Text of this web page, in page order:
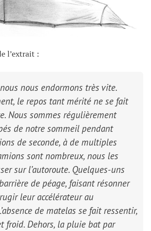
l’extrait :
nous endormons très vite.
le repos tant mérité ne se fait
Nous sommes régulièrement
de notre sommeil pendant
de seconde, à de multiples
sont nombreux, nous les
sur l’autoroute. Quelques-uns
de péage, faisant résonner
leur accélérateur au
de matelas se fait ressentir,
froid. Dehors, la pluie bat par